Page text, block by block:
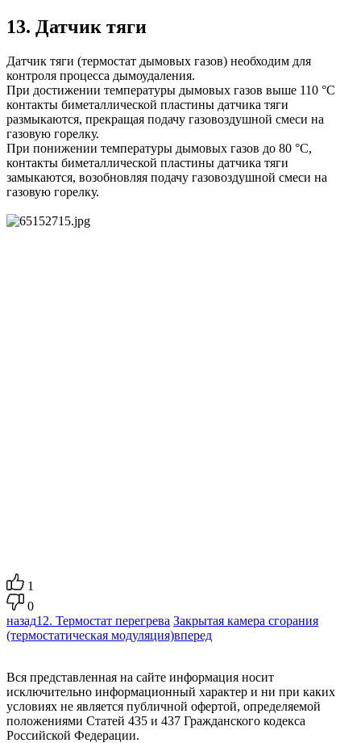
13. Датчик тяги
Датчик тяги (термостат дымовых газов) необходим для
контроля процесса дымоудаления.
При достижении температуры дымовых газов выше 110 °С
контакты биметаллической пластины датчика тяги
размыкаются, прекращая подачу газовоздушной смеси на
газовую горелку.
При понижении температуры дымовых газов до 80 °С,
контакты биметаллической пластины датчика тяги
замыкаются, возобновляя подачу газовоздушной смеси на
газовую горелку.
1
0
назад12. Термостат перегрева Закрытая камера сгорания
(термостатическая модуляция)вперед
Вся представленная на сайте информация носит
исключительно информационный характер и ни при каких
условиях не является публичной офертой, определяемой
положениями Статей 435 и 437 Гражданского кодекса
Российской Федерации.